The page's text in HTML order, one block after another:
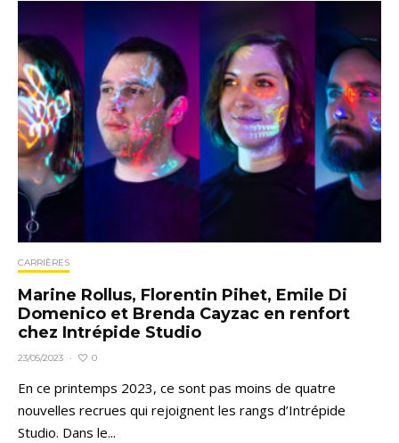
CARRIÈRES
Marine Rollus, Florentin Pihet, Emile Di
Domenico et Brenda Cayzac en renfort
chez Intrépide Studio
23/05/2023 · 0
En ce printemps 2023, ce sont pas moins de quatre
nouvelles recrues qui rejoignent les rangs d’Intrépide
Studio. Dans le...